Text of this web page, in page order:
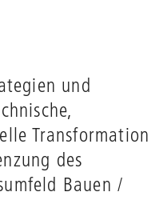
und
Transformation
des
Bauen /